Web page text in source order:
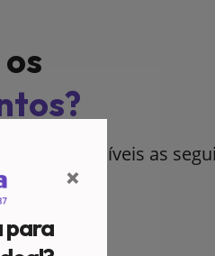
×
para
disponíveis as